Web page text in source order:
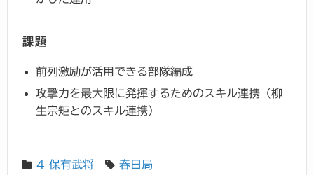
課題
前列激励が活用できる部隊編成
攻撃力を最大限に発揮するためのスキル連携（柳
生宗矩とのスキル連携）
4 保有武将 春日局